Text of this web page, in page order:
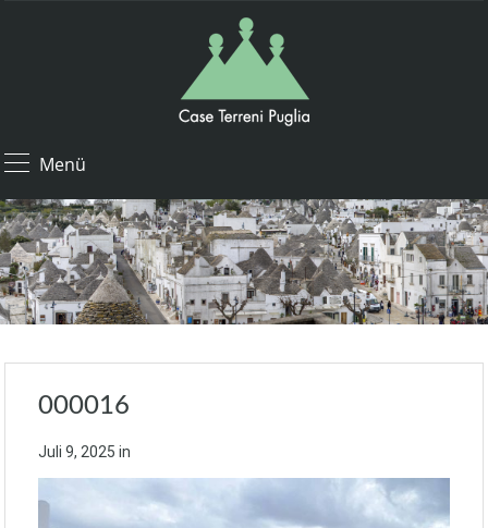
Menü
000016
Juli 9, 2025 in